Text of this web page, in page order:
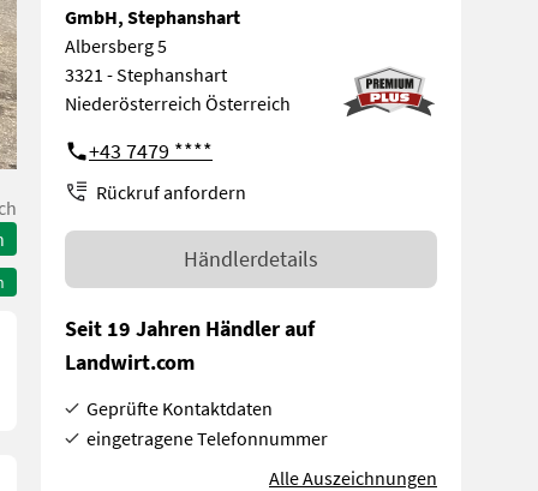
GmbH, Stephanshart
Albersberg 5
3321 - Stephanshart
Niederösterreich Österreich
+43 7479 ****
Rückruf anfordern
Händlerdetails
Seit 19 Jahren Händler auf
Landwirt.com
Geprüfte Kontaktdaten
eingetragene Telefonnummer
Alle Auszeichnungen